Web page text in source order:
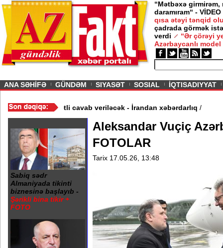
“Mətbəxə girmirəm,
daramıram“ - VİDEO
qısa ətəyi tənqid
çadrada görmək
verdi
“Ər çörəyi
Azərbaycanlı model
ANA SƏHİFƏ GÜNDƏM SIYASƏT SOSIAL İQTISADIYYAT
ABŞ hücum etsə, qətiyyətli cavab veriləcək - İrandan
Sabiq sədr
Almaniyada tikinti
biznesinə başlayıb -
Şərikli bina tikir +
FOTO
Aleksandar Vuçiç
FOTOLAR
Tarix 17.05.26, 13:48